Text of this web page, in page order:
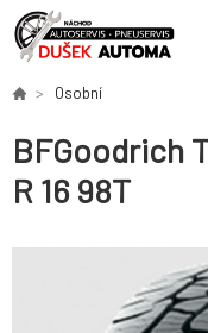
Osobní
BFGoodrich
R 16 98T